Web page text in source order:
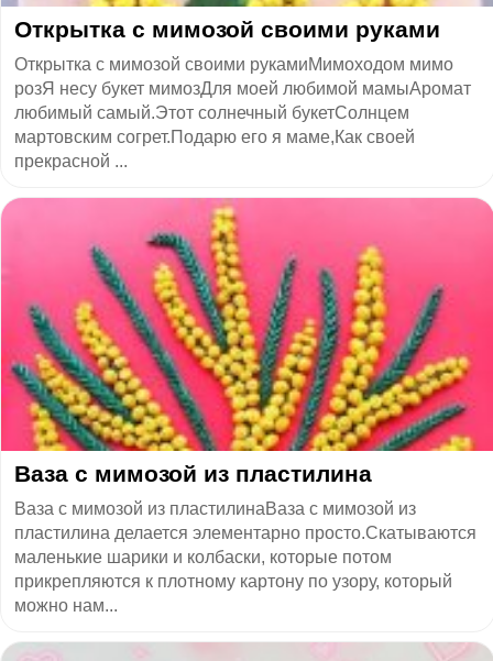
Открытка с мимозой своими руками
Открытка с мимозой своими рукамиМимоходом мимо
розЯ несу букет мимозДля моей любимой мамыАромат
любимый самый.Этот солнечный букетСолнцем
мартовским согрет.Подарю его я маме,Как своей
прекрасной ...
Ваза с мимозой из пластилина
Ваза с мимозой из пластилинаВаза с мимозой из
пластилина делается элементарно просто.Скатываются
маленькие шарики и колбаски, которые потом
прикрепляются к плотному картону по узору, который
можно нам...